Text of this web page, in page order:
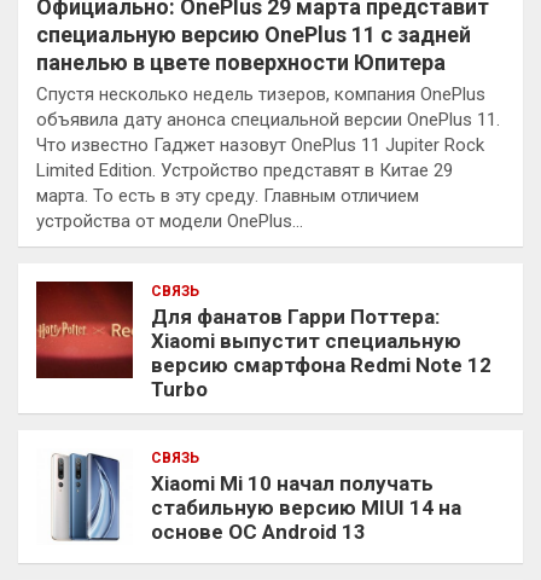
Официально: OnePlus 29 марта представит
специальную версию OnePlus 11 с задней
панелью в цвете поверхности Юпитера
Спустя несколько недель тизеров, компания OnePlus
объявила дату анонса специальной версии OnePlus 11.
Что известно Гаджет назовут OnePlus 11 Jupiter Rock
Limited Edition. Устройство представят в Китае 29
марта. То есть в эту среду. Главным отличием
устройства от модели OnePlus…
СВЯЗЬ
Для фанатов Гарри Поттера:
Xiaomi выпустит специальную
версию смартфона Redmi Note 12
Turbo
СВЯЗЬ
Xiaomi Mi 10 начал получать
стабильную версию MIUI 14 на
основе ОС Android 13